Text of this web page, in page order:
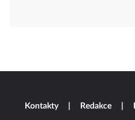
Kontakty Redakce